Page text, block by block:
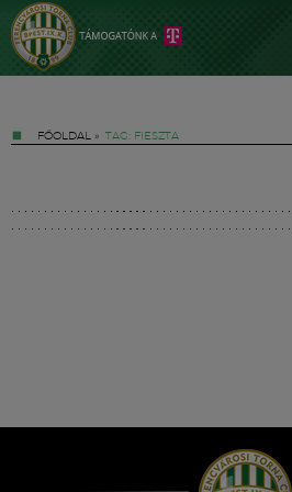
FŐOLDAL » TAG: FIESZTA
Hírek